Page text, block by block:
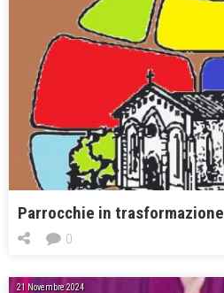
Parrocchie in trasformazione
0
21 Novembre 2024